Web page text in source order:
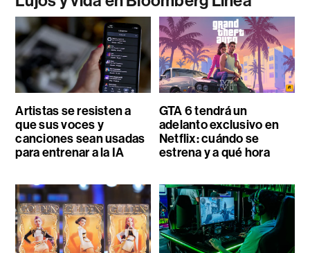
Artistas se resisten a
que sus voces y
canciones sean usadas
para entrenar a la IA
GTA 6 tendrá un
adelanto exclusivo en
Netflix: cuándo se
estrena y a qué hora